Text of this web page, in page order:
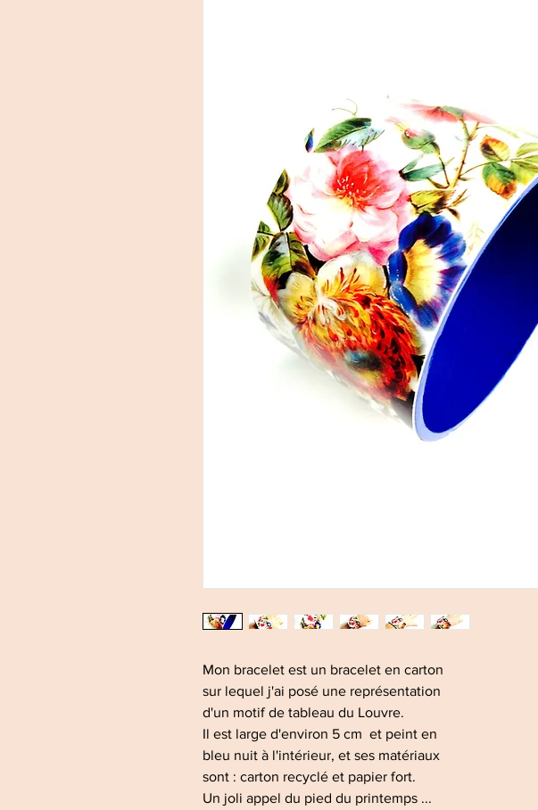
Mon bracelet est un bracelet en carton
sur lequel j'ai posé une représentation
d'un motif de tableau du Louvre.
Il est large d'environ 5 cm et peint en
bleu nuit à l'intérieur, et ses matériaux
sont : carton recyclé et papier fort.
Un joli appel du pied du printemps ...